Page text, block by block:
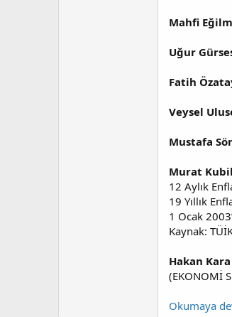
Mahfi
Uğur
Fatih
Veysel
Mustafa
Murat
12 Aylık
19 Yıllık
1 Ocak
Kaynak:
Hakan
(EKONOMİ
Okumaya